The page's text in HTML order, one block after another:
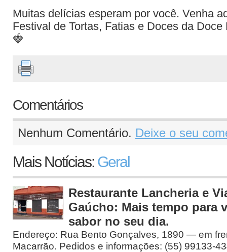
Muitas delícias esperam por você. Venha
Festival de Tortas, Fatias e Doces da
🍓
Comentários
Nenhum Comentário. Deixe o seu
Mais Notícias: Geral
Restaurante Lancheria e
Gaúcho: Mais tempo para
sabor no seu dia.
Endereço: Rua Bento Gonçalves, 1890 — em
Macarrão. Pedidos e informações: (55) 99133-